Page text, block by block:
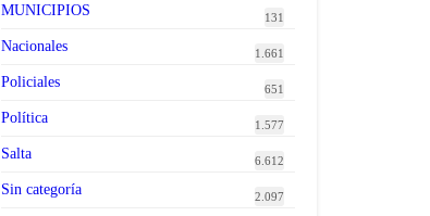
MUNICIPIOS 131
Nacionales 1.661
Policiales 651
Política 1.577
Salta 6.612
Sin categoría 2.097